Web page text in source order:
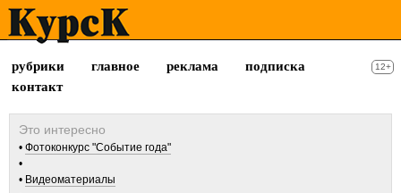
рубрики главное реклама
подписка
контакт
12+
Фотоконкурс "Событие года"
Видеоматериалы